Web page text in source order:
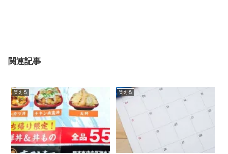
関連記事
笑える 笑える